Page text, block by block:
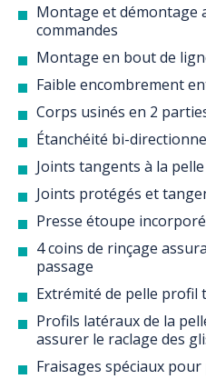
Montage et démontage
commandes
Montage en bout de
Faible encombrement
Corps usinés en 2
Étanchéité bi-
Joints tangents à la pelle
Joints protégés et
Presse étoupe
4 coins de rinçage
passage
Extrémité de pelle profil
Profils latéraux de la
assurer le raclage des
Fraisages spéciaux